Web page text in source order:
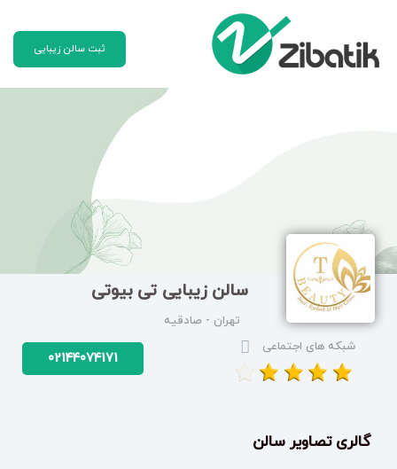
ثبت سالن زیبایی
سالن زیبایی تی بیوتی
تهران - صادقیه
شبکه های اجتماعی
02144074171
گالری تصاویر سالن